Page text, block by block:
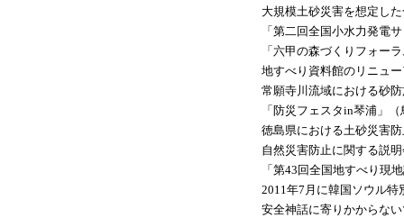
大規模土砂災害を想定し
「第二回全国小水力発電
「六甲の森づくりフォー
地すべり資料館のリニュ
常願寺川流域における砂
「防災フェスタin琴浦」
徳島県における土砂災害
自然災害防止に関する説明
「第43回全国地すべり現
2011年7月に韓国ソウル
安全神話に寄りかからな